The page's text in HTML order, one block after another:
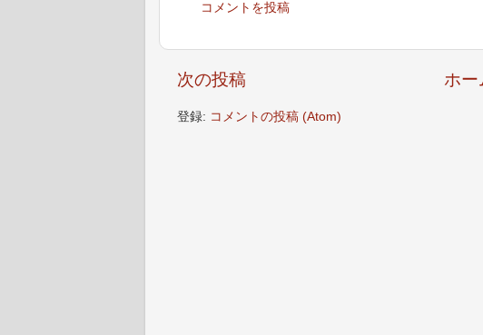
コメントを投稿
次の投稿 ホー
登録: コメントの投稿 (Atom)